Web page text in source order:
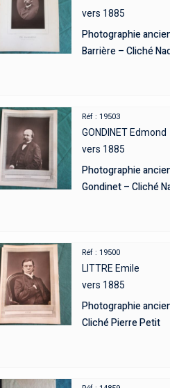
vers 1885
Photographie
Barrière – Cliché
Réf : 19503
GONDINET Edmond
vers 1885
Photographie
Gondinet – Cliché
Réf : 19500
LITTRE Emile
vers 1885
Photographie
Cliché Pierre Petit